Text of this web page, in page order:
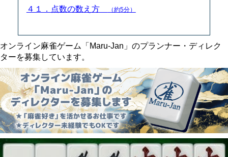
４１．点数の数え方 （約5分）
オンライン麻雀ゲーム「Maru-Jan」のプランナー・ディレク
ターを募集しています。